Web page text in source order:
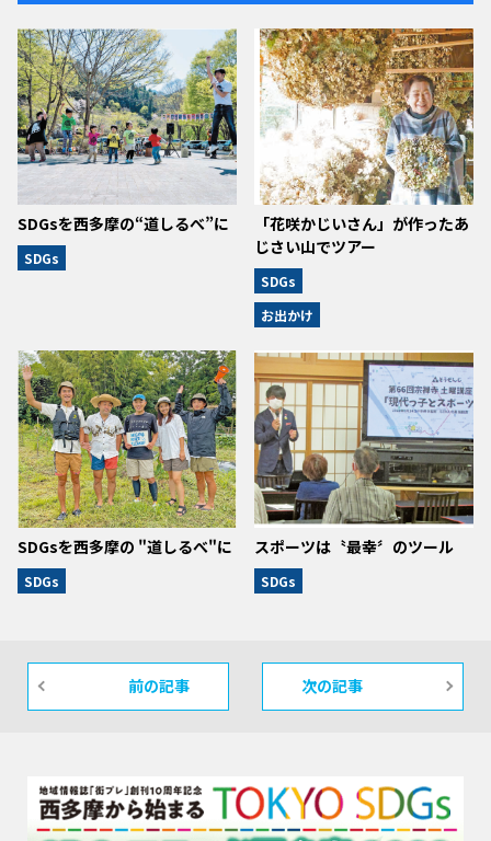
SDGsを西多摩の“道しるべ”に
SDGs
「花咲かじいさん」が作ったあ
じさい山でツアー
SDGs
お出かけ
SDGsを西多摩の "道しるべ"に
SDGs
スポーツは〝最幸〞のツール
SDGs
前の記事 次の記事